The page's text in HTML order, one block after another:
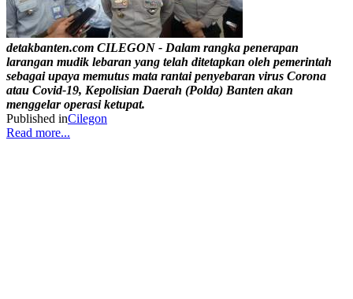
detakbanten.com CILEGON - Dalam rangka penerapan
larangan mudik lebaran yang telah ditetapkan oleh pemerintah
sebagai upaya memutus mata rantai penyebaran virus Corona
atau Covid-19, Kepolisian Daerah (Polda) Banten akan
menggelar operasi ketupat.
Published inCilegon
Read more...